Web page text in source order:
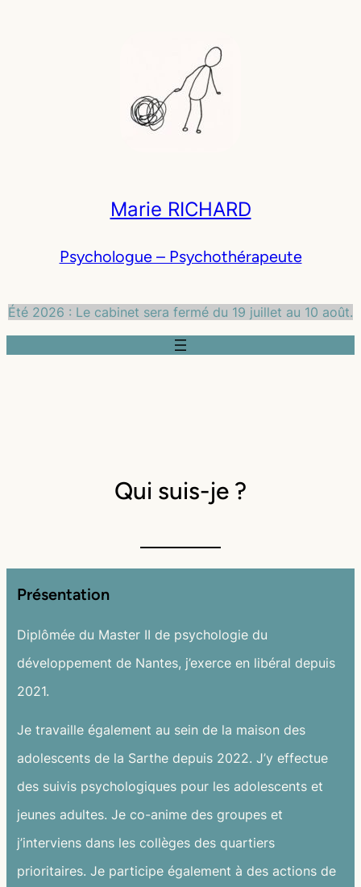
Marie RICHARD
Psychologue – Psychothérapeute
Été 2026 : Le cabinet sera fermé du 19 juillet au 10 août.
Qui suis-je ?
Présentation
Diplômée du Master II de psychologie du
développement de Nantes, j’exerce en libéral depuis
2021.
Je travaille également au sein de la maison des
adolescents de la Sarthe depuis 2022. J’y effectue
des suivis psychologiques pour les adolescents et
jeunes adultes. Je co-anime des groupes et
j’interviens dans les collèges des quartiers
prioritaires. Je participe également à des actions de